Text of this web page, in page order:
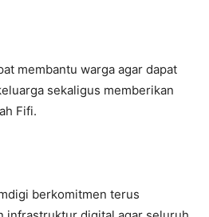
membantu warga agar dapat
sekaligus memberikan
Fifi.
berkomitmen terus